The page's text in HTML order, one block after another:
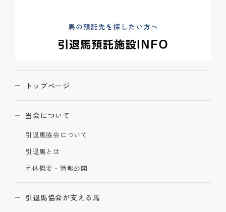
トップページ
当会について
引退馬協会について
引退馬とは
団体概要・情報公開
引退馬協会が支える馬